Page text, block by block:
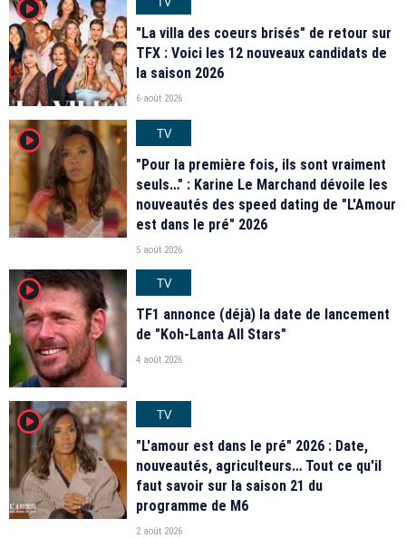
player2
"La villa des coeurs brisés" de retour sur
TFX : Voici les 12 nouveaux candidats de
la saison 2026
6 août 2026
player2
TV
"Pour la première fois, ils sont vraiment
seuls…" : Karine Le Marchand dévoile les
nouveautés des speed dating de "L'Amour
est dans le pré" 2026
5 août 2026
player2
TV
TF1 annonce (déjà) la date de lancement
de "Koh-Lanta All Stars"
4 août 2026
player2
TV
"L'amour est dans le pré" 2026 : Date,
nouveautés, agriculteurs… Tout ce qu'il
faut savoir sur la saison 21 du
programme de M6
2 août 2026